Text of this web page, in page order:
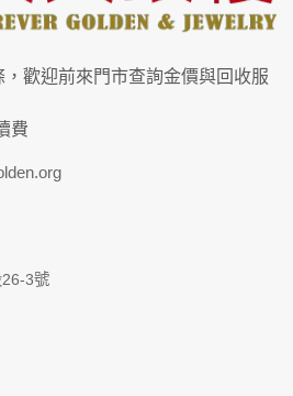
歡迎前來門市查詢金價與回收服
費
3號